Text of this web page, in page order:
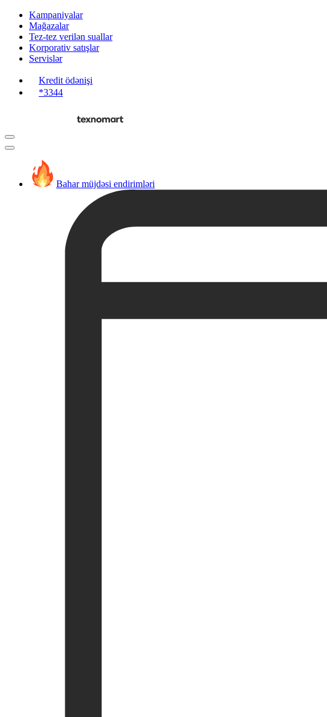
Kampaniyalar
Mağazalar
Tez-tez verilən suallar
Korporativ satışlar
Servislər
Kredit ödənişi
*3344
Bahar müjdəsi endirimləri